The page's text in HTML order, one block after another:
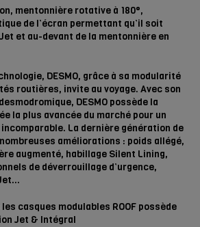
mentonnière rotative à 180°,
de l’écran permettant qu’il soit
et au-devant de la mentonnière en
DESMO, grâce à sa modularité
routières, invite au voyage. Avec son
DESMO possède la
la plus avancée du marché pour un
La dernière génération de
améliorations : poids allégé,
augmenté, habillage Silent Lining,
de déverrouillage d’urgence,
les casques modulables ROOF possède
Jet & Intégral